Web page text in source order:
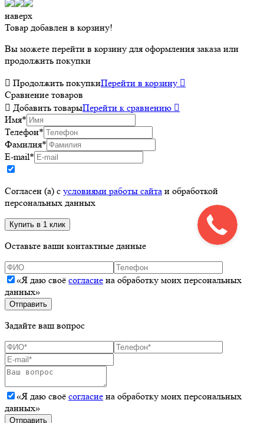
наверх
Товар добавлен в корзину!
Вы можете перейти в корзину для оформления заказа или
продолжить покупки
 Продолжить покупкиПерейти в корзину 
Сравнение товаров
 Добавить товарыПерейти к сравнению 
Имя*
Телефон*
Фамилия*
E-mail*
Согласен (а) с условиями работы сайта и обработкой
персональных данных
Оставьте ваши контактные данные
«Я даю своё согласие на обработку моих персональных
данных»
Задайте ваш вопрос
«Я даю своё согласие на обработку моих персональных
данных»